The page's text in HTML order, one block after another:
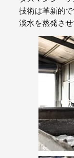
技術は革新的
淡水を蒸発さ